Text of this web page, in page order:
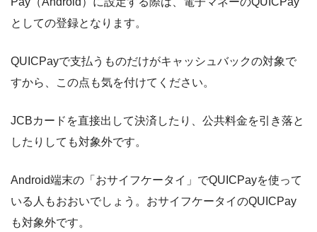
としての登録となります。
QUICPayで支払うものだけがキャッシュバックの対象で
すから、この点も気を付けてください。
JCBカードを直接出して決済したり、公共料金を引き落と
したりしても対象外です。
Android端末の「おサイフケータイ」でQUICPayを使って
いる人もおおいでしょう。おサイフケータイのQUICPay
も対象外です。